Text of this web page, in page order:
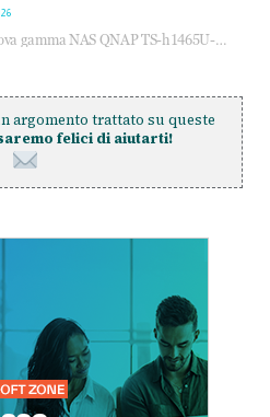
Scopri la nuova gamma NAS QNAP TS-h1465U-RP, TS-h1065eU e TS-h665U: storage aziendale con ZFS, DDR5, E1.S NVMe e connettività 2.5GbE per backup, virtualizzazione e cybersecurity.
argomento trattato su queste
felici di aiutarti!